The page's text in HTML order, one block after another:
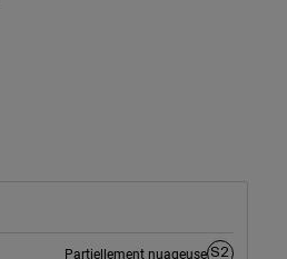
Partiellement nuageuse S2